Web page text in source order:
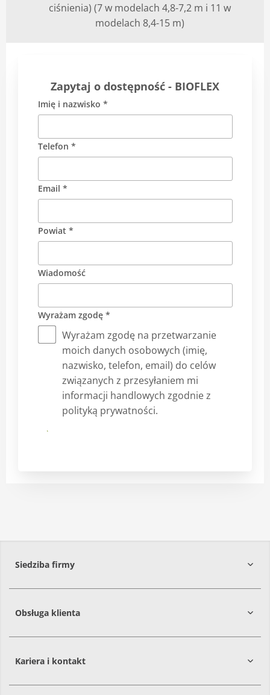
ciśnienia) (7 w modelach 4,8-7,2 m i 11 w
modelach 8,4-15 m)
Zapytaj o dostępność - BIOFLEX
Imię i nazwisko *
Telefon *
Email *
Powiat *
Wiadomość
Wyrażam zgodę *
Wyrażam zgodę na przetwarzanie
moich danych osobowych (imię,
nazwisko, telefon, email) do celów
związanych z przesyłaniem mi
informacji handlowych zgodnie z
polityką prywatności.
Submit
Siedziba firmy
Obsługa klienta
Kariera i kontakt